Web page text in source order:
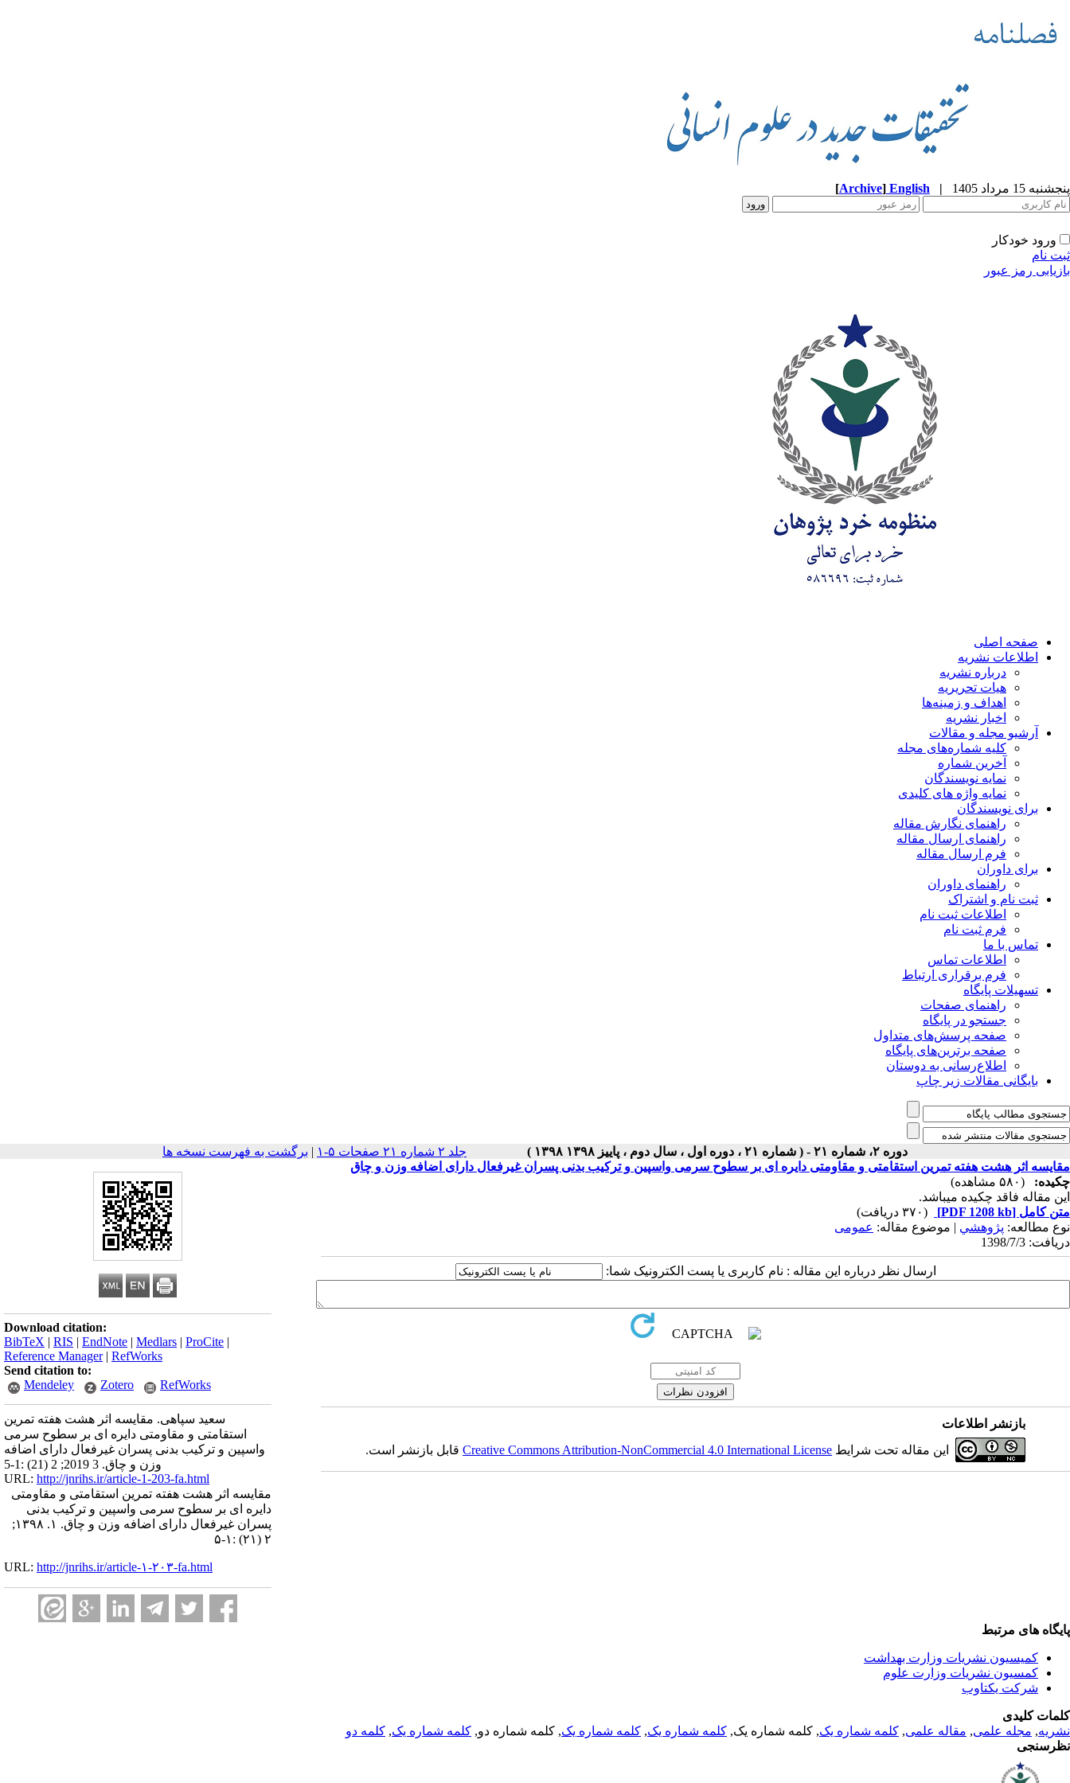
پنجشنبه 15 مرداد 1405 |
English
[Archive]
ورود خودکار
ثبت نام
بازیابی رمز عبور
صفحه اصلی
اطلاعات نشریه
درباره نشریه
هیات تحریریه
اهداف و زمینه‌ها
اخبار نشریه
آرشیو مجله و مقالات
کلیه شماره‌های مجله
آخرین شماره
نمایه نویسندگان
نمایه واژه های کلیدی
برای نویسندگان
راهنمای نگارش مقاله
راهنمای ارسال مقاله
فرم ارسال مقاله
برای داوران
راهنمای داوران
ثبت نام و اشتراک
اطلاعات ثبت نام
فرم ثبت نام
تماس با ما
اطلاعات تماس
فرم برقراری ارتباط
تسهیلات پایگاه
راهنمای صفحات
جستجو در پایگاه
صفحه پرسش‌های متداول
صفحه برترین‌های پایگاه
اطلاع‌رسانی به دوستان
بایگانی مقالات زیر چاپ
دوره ۲، شماره ۲۱ - ( شماره ۲۱ ، دوره اول ، سال دوم ، پاییز ۱۳۹۸ ۱۳۹۸ ) جلد ۲ شماره ۲۱ صفحات ۵-۱ | برگشت به فهرست نسخه ها
Download citation:
BibTeX | RIS | EndNote | Medlars | ProCite |
Reference Manager| RefWorks
Send citation to:
Mendeley
Zotero RefWorks
سعید سپاهی. مقایسه اثر هشت هفته تمرین
استقامتی و مقاومتی دایره ای بر سطوح سرمی
واسپین و ترکیب بدنی پسران غیرفعال دارای اضافه
وزن و چاق. 3 2019; 2 (21) :1-5
URL: http://jnrihs.ir/article-1-203-fa.html
مقایسه اثر هشت هفته تمرین استقامتی و مقاومتی
دایره ای بر سطوح سرمی واسپین و ترکیب بدنی
پسران غیرفعال دارای اضافه وزن و چاق. ۱. ۱۳۹۸;
۲ (۲۱) :۱-۵
URL: http://jnrihs.ir/article-۱-۲۰۳-fa.html
مقایسه اثر هشت هفته تمرین استقامتی و مقاومتی دایره ای بر سطوح سرمی واسپین و ترکیب بدنی پسران غیرفعال دارای اضافه وزن و چاق
چکیده:
(۵۸۰ مشاهده)
این مقاله فاقد چکیده می​باشد.
متن کامل [PDF 1208 kb]
(۳۷۰ دریافت)
نوع مطالعه: پژوهشي | موضوع مقاله: عمومى
دریافت: 1398/7/3
ارسال نظر درباره این مقاله : نام کاربری یا پست الکترونیک شما:
بازنشر اطلاعات
این مقاله تحت شرایط Creative Commons Attribution-NonCommercial 4.0 International Licenseقابل بازنشر است.
پایگاه های مرتبط
کمیسیون نشریات وزارت بهداشت
کمسیون نشریات وزارت علوم
شرکت یکتاوب
کلمات کلیدی
نشریه, مجله علمی, مقاله علمی, کلمه شماره یک, کلمه شماره یک, کلمه شماره یک, کلمه شماره یک, کلمه شماره دو, کلمه شماره یک, کلمه دو
نظرسنجی